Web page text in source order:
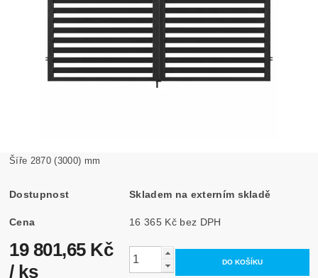
Šíře 2870 (3000) mm
Dostupnost Skladem na externím skladě
Cena 16 365 Kč bez DPH
19 801,65 Kč
/ ks